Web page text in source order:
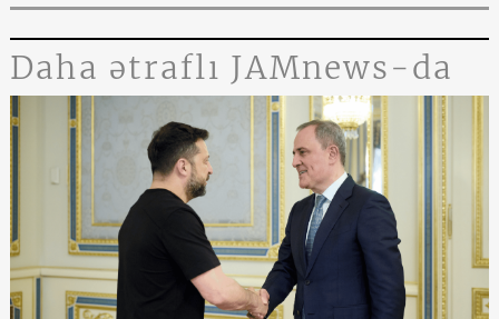
Daha ətraflı JAMnews-da